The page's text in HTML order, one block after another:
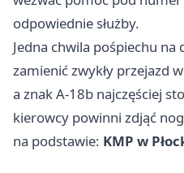
odpowiednie służby.
Jedna chwila pośpiechu
zamienić zwykły przejazd
a znak A-18b najczęściej
kierowcy powinni zdjąć
na podstawie: KMP w